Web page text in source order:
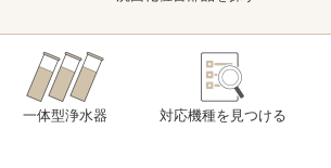
一体型浄水器 対応機種を見つける